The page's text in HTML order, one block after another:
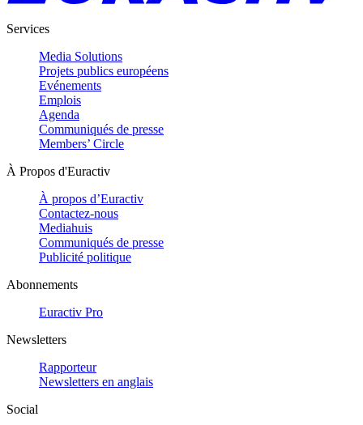
Services
Media Solutions
Projets publics européens
Evénements
Emplois
Agenda
Communiqués de presse
Members’ Circle
À Propos d'Euractiv
À propos d’Euractiv
Contactez-nous
Mediahuis
Communiqués de presse
Publicité politique
Abonnements
Euractiv Pro
Newsletters
Rapporteur
Newsletters en anglais
Social